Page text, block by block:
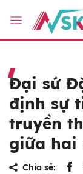
Đại sứ
định sự
truyền
giữa hai
Chia sẻ: